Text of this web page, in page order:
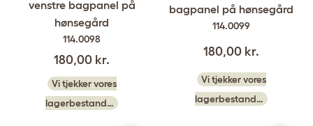
venstre bagpanel på
hønsegård
114.0098
180,00 kr.
Vi tjekker vores
lagerbestand…
bagpanel på hønsegård
114.0099
180,00 kr.
Vi tjekker vores
lagerbestand…